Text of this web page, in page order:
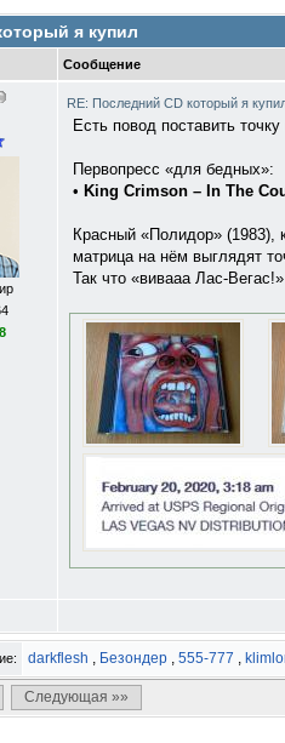
я купил
Сообщение
RE: Последний CD который я
Есть повод поставить
Первопресс «для бедных»:
• King Crimson ‎– In The
Красный «Полидор» (1983),
матрица на нём выглядят
Так что «вивааа Лас-Вегас!»
darkflesh , Безондер , 555-777 ,
Следующая »»